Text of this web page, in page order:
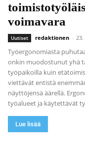
voimavara
Uutiset redaktionen -
Työergonomiasta
onkin muodostunut yhä
työpaikoilla kuin
viettävät entistä
näyttöjensä äärellä.
työalueet ja käytettävät
Lue lisää